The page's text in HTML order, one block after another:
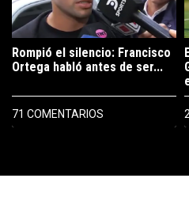
Rompió el silencio: Francisco
Ortega habló antes de ser...
71 COMENTARIOS